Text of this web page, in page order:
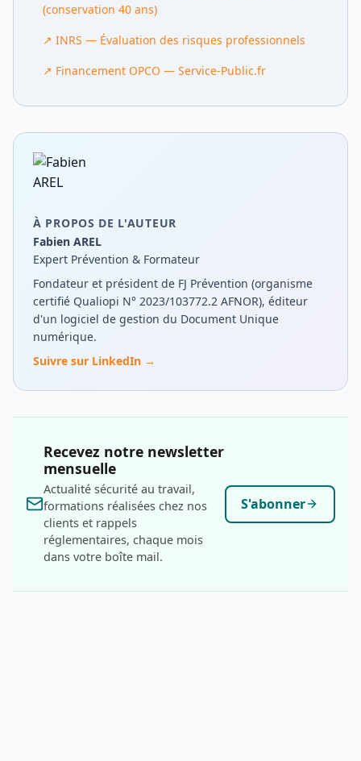
(conservation 40 ans)
↗ INRS — Évaluation des risques professionnels
↗ Financement OPCO — Service-Public.fr
À PROPOS DE L'AUTEUR
Fabien AREL
Expert Prévention & Formateur
Fondateur et président de FJ Prévention (organisme
certifié Qualiopi N° 2023/103772.2 AFNOR), éditeur
d'un logiciel de gestion du Document Unique
numérique.
Suivre sur LinkedIn →
Recevez notre newsletter
mensuelle
Actualité sécurité au travail,
formations réalisées chez nos
clients et rappels
réglementaires, chaque mois
dans votre boîte mail.
S'abonner